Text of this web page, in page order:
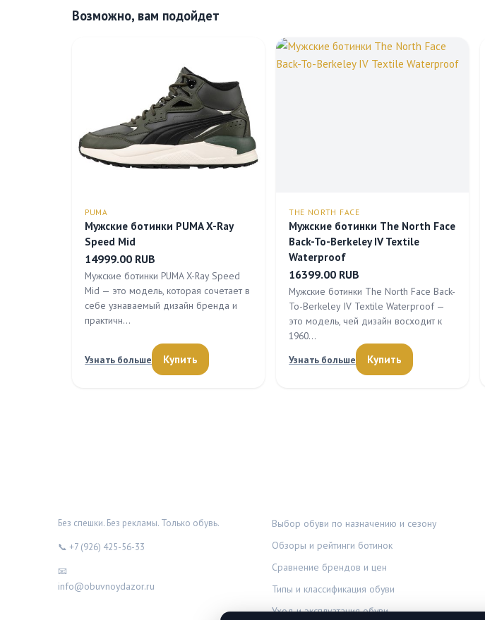
Возможно, вам подойдет
PUMA
Мужские ботинки PUMA X-Ray
Speed Mid
14999.00 RUB
Мужские ботинки PUMA X-Ray Speed
Mid — это модель, которая сочетает в
себе узнаваемый дизайн бренда и
практичн…
Узнать больше Купить
THE NORTH FACE
Мужские ботинки The North Face
Back-To-Berkeley IV Textile
Waterproof
16399.00 RUB
Мужские ботинки The North Face Back-
To-Berkeley IV Textile Waterproof —
это модель, чей дизайн восходит к
1960…
Узнать больше
Купить
Без спешки. Без рекламы. Только обувь.
📞 +7 (926) 425-56-33
📧
info@obuvnoydazor.ru
Выбор обуви по назначению и сезону
Обзоры и рейтинги ботинок
Сравнение брендов и цен
Типы и классификация обуви
Уход и эксплуатация обуви